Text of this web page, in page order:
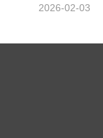
2026-02-03